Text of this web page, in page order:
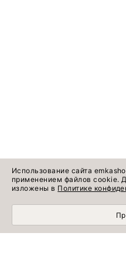
Использование сайта
применением файлов cookie.
изложены в Политике